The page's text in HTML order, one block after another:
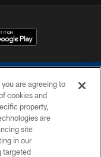
INC.
are agreeing to
cookies and
property,
are
site
in our
targeted